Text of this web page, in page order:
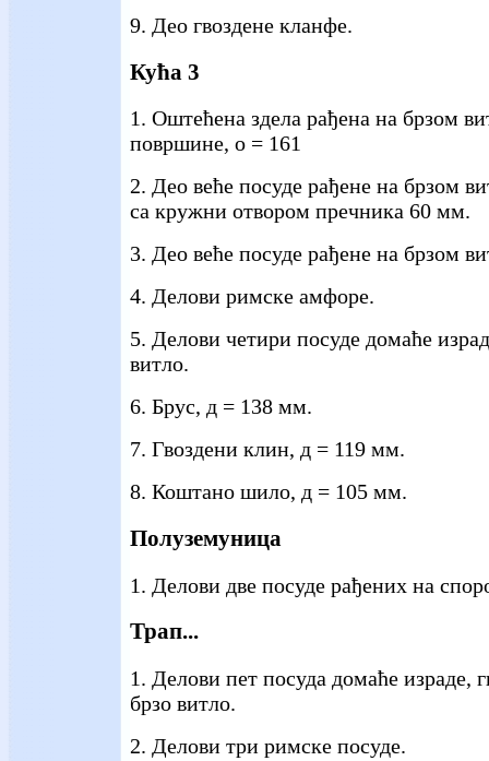
9. Део гвоздене кланфе.
Кућа 3
1. Оштећена здела рађена на брзом
површине, о = 161
2. Део веће посуде рађене на брзом
са кружни отвором пречника 60 мм.
3. Део веће посуде рађене на брзом
4. Делови римске амфоре.
5. Делови четири посуде домаће
витло.
6. Брус, д = 138 мм.
7. Гвоздени клин, д = 119 мм.
8. Коштано шило, д = 105 мм.
Полуземуница
1. Делови две посуде рађених на
Трап...
1. Делови пет посуда домаће израде,
брзо витло.
2. Делови три римске посуде.